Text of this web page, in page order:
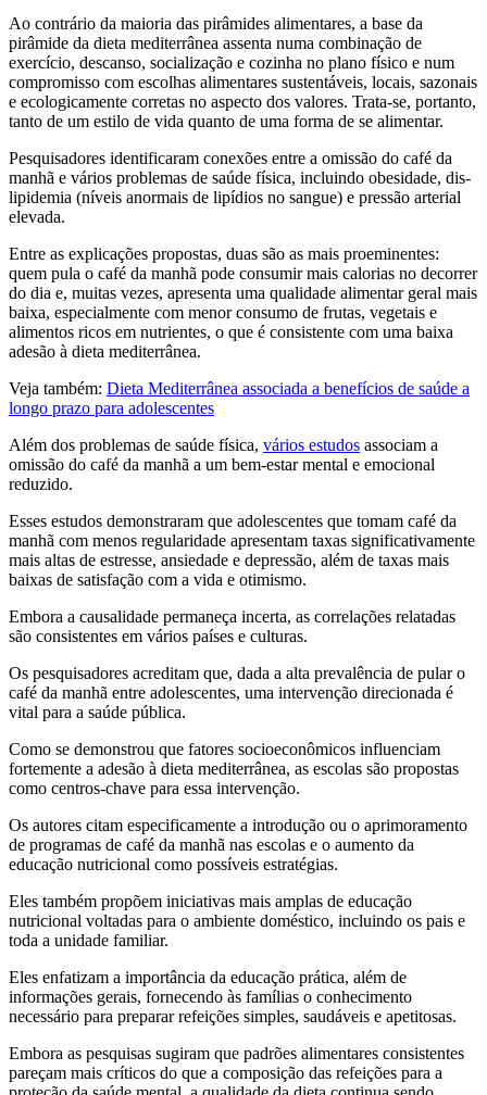
Ao contrário da maioria das pirâmides alimentares, a base da
pirâmide da dieta mediterrânea assenta numa combinação de
exercício, descanso, socialização e cozinha no plano físico e num
compromisso com escolhas alimentares sustentáveis, locais, sazonais
e ecologicamente corretas no aspecto dos valores. Trata-se, portanto,
tanto de um estilo de vida quanto de uma forma de se alimentar.
Pesquisadores identi­fi­ca­ram con­exões entre a omissão do café da
manhã e vários problemas de saúde física, incluindo obes­i­dade, dis­
li­pi­de­mia (níveis anormais de lipídios no sangue) e pressão arterial
ele­va­da.
Entre as explicações propostas, duas são as mais proeminentes:
quem pula o café da manhã pode consumir mais calorias no decorrer
do dia e, muitas vezes, apresenta uma qualidade alimentar geral mais
baixa, especialmente com menor consumo de frutas, vegetais e
alimentos ricos em nutrientes, o que é consistente com uma baixa
adesão à dieta mediterrânea.
Veja também: Dieta Mediterrânea associada a benefícios de saúde a
longo prazo para adolescentes
Além dos problemas de saúde física, vários estudos associam a
omissão do café da manhã a um bem-estar mental e emocional
reduzido.
Esses estudos demonstraram que adolescentes que tomam café da
manhã com menos regularidade apresentam taxas significativamente
mais altas de estresse, ansiedade e depressão, além de taxas mais
baixas de satisfação com a vida e otimismo.
Embora a causalidade permaneça incerta, as correlações relatadas
são consistentes em vários países e culturas.
Os pesquisadores acreditam que, dada a alta prevalência de pular o
café da manhã entre adolescentes, uma intervenção direcionada é
vital para a saúde pública.
Como se demonstrou que fatores socioeconômicos influenciam
fortemente a adesão à dieta mediterrânea, as escolas são propostas
como centros-chave para essa intervenção.
Os autores citam especificamente a introdução ou o aprimoramento
de programas de café da manhã nas escolas e o aumento da
educação nutricional como possíveis estratégias.
Eles também propõem iniciativas mais amplas de educação
nutricional voltadas para o ambiente doméstico, incluindo os pais e
toda a unidade familiar.
Eles enfatizam a importância da educação prática, além de
informações gerais, fornecendo às famílias o conhecimento
necessário para preparar refeições simples, saudáveis e apetitosas.
Embora as pesquisas sugiram que padrões alimentares consistentes
pareçam mais críticos do que a composição das refeições para a